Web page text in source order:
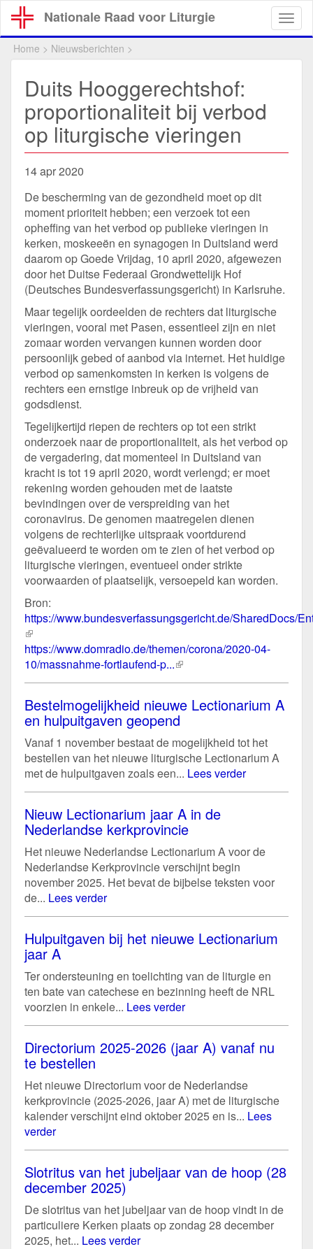
Overslaan
en
naar
Nationale Raad voor Liturgie
Home > Nieuwsberichten >
Duits Hooggerechtshof:
proportionaliteit bij verbod
op liturgische vieringen
14 apr 2020
De bescherming van de gezondheid moet op dit
moment prioriteit hebben; een verzoek tot een
opheffing van het verbod op publieke vieringen in
kerken, moskeeën en synagogen in Duitsland werd
daarom op Goede Vrijdag, 10 april 2020, afgewezen
door het Duitse Federaal Grondwettelijk Hof
(Deutsches Bundesverfassungsgericht) in Karlsruhe.
Maar tegelijk oordeelden de rechters dat liturgische
vieringen, vooral met Pasen, essentieel zijn en niet
zomaar worden vervangen kunnen worden door
persoonlijk gebed of aanbod via internet. Het huidige
verbod op samenkomsten in kerken is volgens de
rechters een ernstige inbreuk op de vrijheid van
godsdienst.
Tegelijkertijd riepen de rechters op tot een strikt
onderzoek naar de proportionaliteit, als het verbod op
de vergadering, dat momenteel in Duitsland van
kracht is tot 19 april 2020, wordt verlengd; er moet
rekening worden gehouden met de laatste
bevindingen over de verspreiding van het
coronavirus. De genomen maatregelen dienen
volgens de rechterlijke uitspraak voortdurend
geëvalueerd te worden om te zien of het verbod op
liturgische vieringen, eventueel onder strikte
voorwaarden of plaatselijk, versoepeld kan worden.
Bron:
https://www.bundesverfassungsgericht.de/SharedDocs/
(externe
link)
https://www.domradio.de/themen/corona/2020-04-
10/massnahme-fortlaufend-p...(externe
link)
Bestelmogelijkheid nieuwe Lectionarium A
en hulpuitgaven geopend
Vanaf 1 november bestaat de mogelijkheid tot het
bestellen van het nieuwe liturgische Lectionarium A
met de hulpuitgaven zoals een... Lees verder
Nieuw Lectionarium jaar A in de
Nederlandse kerkprovincie
Het nieuwe Nederlandse Lectionarium A voor de
Nederlandse Kerkprovincie verschijnt begin
november 2025. Het bevat de bijbelse teksten voor
de... Lees verder
Hulpuitgaven bij het nieuwe Lectionarium
jaar A
Ter ondersteuning en toelichting van de liturgie en
ten bate van catechese en bezinning heeft de NRL
voorzien in enkele... Lees verder
Directorium 2025-2026 (jaar A) vanaf nu
te bestellen
Het nieuwe Directorium voor de Nederlandse
kerkprovincie (2025-2026, jaar A) met de liturgische
kalender verschijnt eind oktober 2025 en is... Lees
verder
Slotritus van het jubeljaar van de hoop (28
december 2025)
De slotritus van het jubeljaar van de hoop vindt in de
particuliere Kerken plaats op zondag 28 december
2025, het... Lees verder